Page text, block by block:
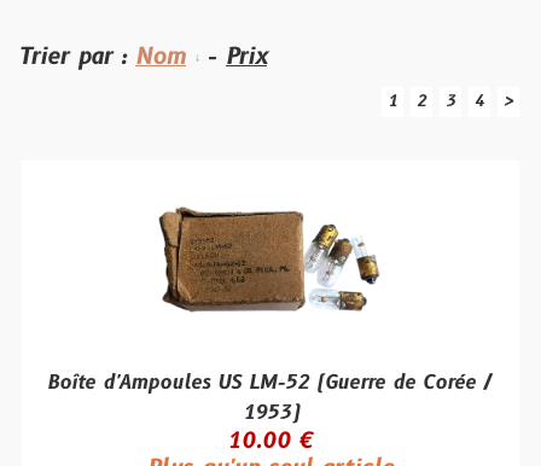
Trier par : Nom - Prix
1 2 3 4 >
Boîte d'Ampoules US LM-52 (Guerre de Corée /
1953)
10.00 €